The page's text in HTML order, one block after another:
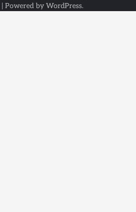
| Powered by WordPress.